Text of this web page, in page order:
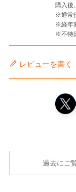
購入後
※通常
※経年
※不特
レビューを書く
過去にご